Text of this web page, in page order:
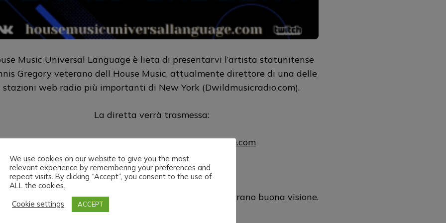
Music Universal Language è lieta di presentarvi l’artista statunitense
Gregory veterano dell House Music, attualmente direttore di una delle
stazioni web radio più importanti di New York (Dwildmusicradio.com).
La diretta verrà trasmessa:
sul sitohttps://housemusicuniversallanguage.com
suhttps://www.twitch.tv/hmul
Music Universal Language & Dennis Gregory vi augurano buona visione.
We use cookies on our website to give you the most
relevant experience by remembering your preferences and
repeat visits. By clicking “Accept”, you consent to the use of
ALL the cookies.
Cookie settings
ACCEPT